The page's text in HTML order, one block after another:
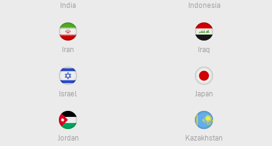
India Indonesia
Iran Iraq
Israel Japan
Jordan Kazakhstan